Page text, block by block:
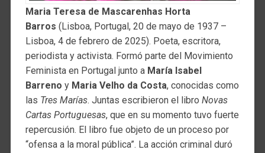
Maria Teresa de Mascarenhas Horta
Barros (Lisboa, Portugal, 20 de mayo de 1937 –
Lisboa, 4 de febrero de 2025). Poeta, escritora,
periodista y activista. Formó parte del Movimiento
Feminista en Portugal junto aMaría Isabel
Barreno y Maria Velho da Costa, conocidas como
las Tres Marías. Juntas escribieron el libro Novas
Cartas Portuguesas, que en su momento tuvo fuerte
repercusión. El libro fue objeto de un proceso por
“ofensa a la moral pública”. La acción criminal duró